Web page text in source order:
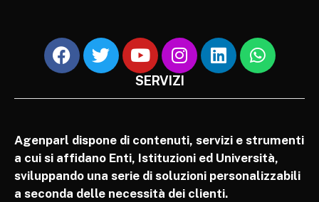
SERVIZI
Agenparl dispone di contenuti, servizi e strumenti
a cui si affidano Enti, Istituzioni ed Università,
sviluppando una serie di soluzioni personalizzabili
a seconda delle necessità dei clienti.